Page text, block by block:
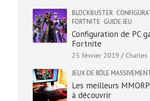
BLOCKBUSTER
FORTNITE GUIDE JEU
Configuration de PC
Fortnite
25 février 2019
JEUX DE RÔLE
Les meilleurs
à découvrir